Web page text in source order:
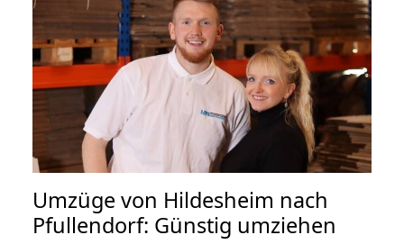
Umzüge von Hildesheim nach
Pfullendorf: Günstig umziehen